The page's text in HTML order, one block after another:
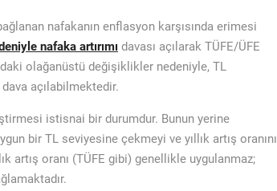
nafakanın enflasyon karşısında erimesi
nafaka artırımı davası açılarak TÜFE/ÜFE
olağanüstü değişiklikler nedeniyle, TL
açılabilmektedir.
istisnai bir durumdur. Bunun yerine
bir TL seviyesine çekmeyi ve yıllık artış oranını
artış oranı (TÜFE gibi) genellikle uygulanmaz;